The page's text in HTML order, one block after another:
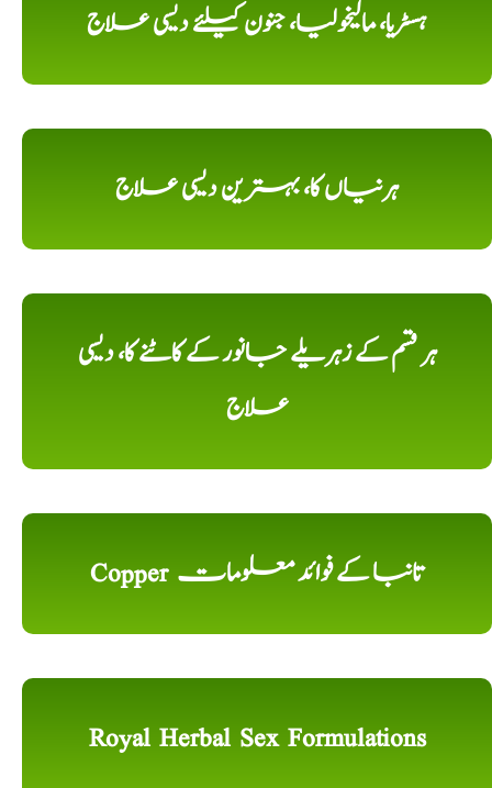
ہسٹریا، مالیخولیا، جنون کیلئے دیسی علاج
ہرنیاں کا، بہترین دیسی علاج
ہر قسم کے زہریلے جانور کے کاٹنے کا، دیسی
علاج
Copper تانبا کے فوائد معلومات
Royal Herbal Sex Formulations